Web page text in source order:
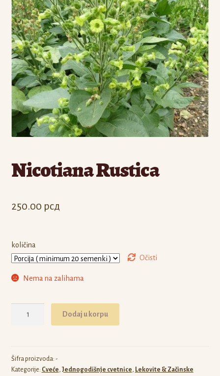
Odjava
Registracija
Nicotiana Rustica
250.00 рсд
količina
Očisti
Nema na zalihama
Dodaj u korpu
Šifra proizvoda: -
Kategorije: Cveće, Jednogodišnje cvetnice, Lekovite & Začinske